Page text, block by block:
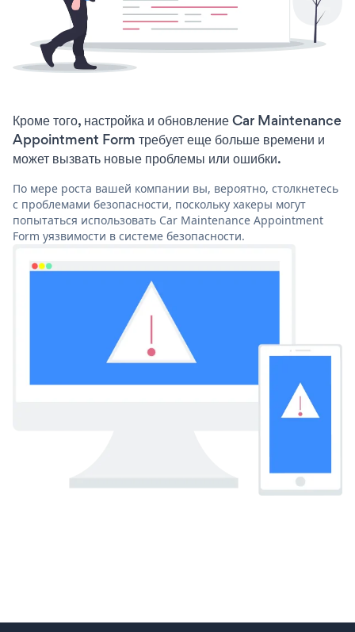
Кроме того, настройка и обновление Car Maintenance
Appointment Form требует еще больше времени и
может вызвать новые проблемы или ошибки.
По мере роста вашей компании вы, вероятно, столкнетесь
с проблемами безопасности, поскольку хакеры могут
попытаться использовать Car Maintenance Appointment
Form уязвимости в системе безопасности.